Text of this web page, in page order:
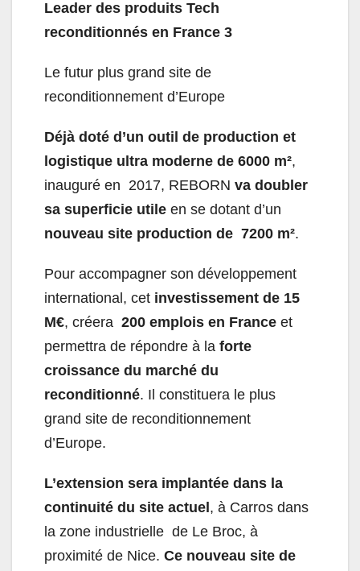
Leader des produits Tech
reconditionnés en France 3
Le futur plus grand site de
reconditionnement d’Europe
Déjà doté d’un outil de production et
logistique ultra moderne de 6000 m²,
inauguré en 2017, REBORN va doubler
sa superficie utile en se dotant d’un
nouveau site production de 7200 m².
Pour accompagner son développement
international, cet investissement de 15
M€, créera 200 emplois en France et
permettra de répondre à la forte
croissance du marché du
reconditionné. Il constituera le plus
grand site de reconditionnement
d’Europe.
L’extension sera implantée dans la
continuité du site actuel , à Carros dans
la zone industrielle de Le Broc, à
proximité de Nice. Ce nouveau site de